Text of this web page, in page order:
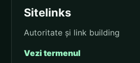
Sitelinks
Autoritate și link building
Vezi termenul